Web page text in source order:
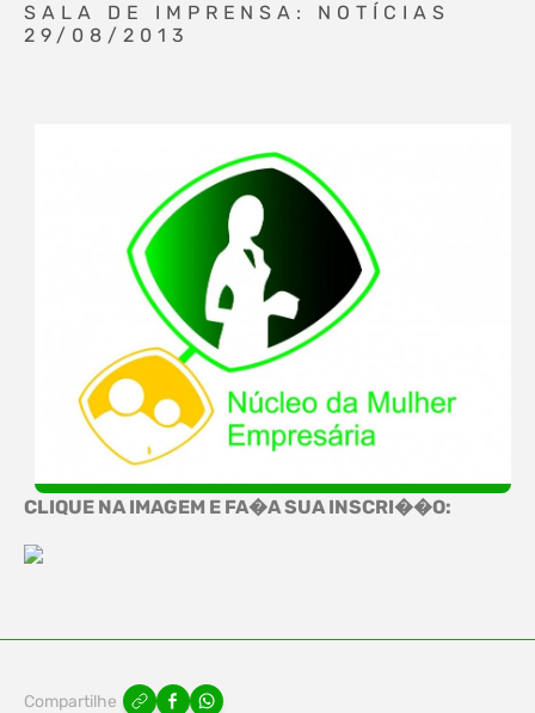
SALA DE IMPRENSA: NOTÍCIAS
29/08/2013
CLIQUE NA IMAGEM E FA�A SUA INSCRI��O:
Compartilhe